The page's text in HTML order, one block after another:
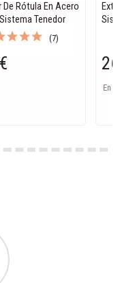
De Rótula En Acero
Tenedor
(7)
En